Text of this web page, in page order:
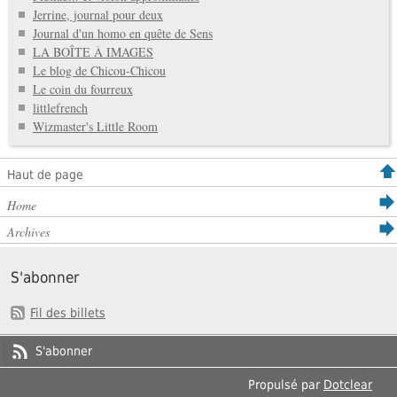
Jerrine, journal pour deux
Journal d'un homo en quête de Sens
LA BOÎTE À IMAGES
Le blog de Chicou-Chicou
Le coin du fourreux
littlefrench
Wizmaster's Little Room
Haut de page
Home
Archives
S'abonner
Fil des billets
S'abonner
Propulsé par Dotclear